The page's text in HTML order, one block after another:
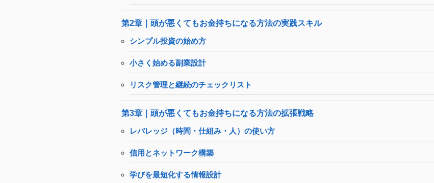
第2章｜頭が悪くてもお金持ちになる方法の実践スキル
シンプル投資の始め方
小さく始める副業設計
リスク管理と継続のチェックリスト
第3章｜頭が悪くてもお金持ちになる方法の拡張戦略
レバレッジ（時間・仕組み・人）の使い方
信用とネットワーク構築
学びを最短化する情報設計